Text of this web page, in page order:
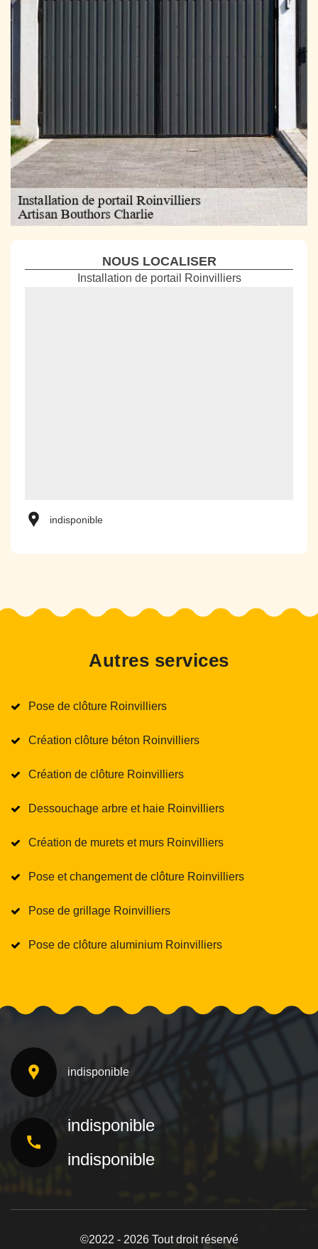
NOUS LOCALISER
Installation de portail Roinvilliers
indisponible
Autres services
Pose de clôture Roinvilliers
Création clôture béton Roinvilliers
Création de clôture Roinvilliers
Dessouchage arbre et haie Roinvilliers
Création de murets et murs Roinvilliers
Pose et changement de clôture Roinvilliers
Pose de grillage Roinvilliers
Pose de clôture aluminium Roinvilliers
indisponible
indisponible
indisponible
©2022 - 2026 Tout droit réservé